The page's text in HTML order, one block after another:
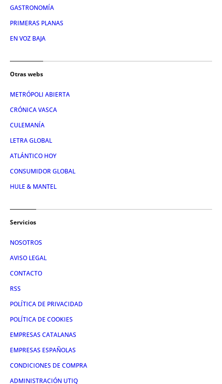
GASTRONOMÍA
PRIMERAS PLANAS
EN VOZ BAJA
Otras webs
METRÓPOLI ABIERTA
CRÓNICA VASCA
CULEMANÍA
LETRA GLOBAL
ATLÁNTICO HOY
CONSUMIDOR GLOBAL
HULE & MANTEL
Servicios
NOSOTROS
AVISO LEGAL
CONTACTO
RSS
POLÍTICA DE PRIVACIDAD
POLÍTICA DE COOKIES
EMPRESAS CATALANAS
EMPRESAS ESPAÑOLAS
CONDICIONES DE COMPRA
ADMINISTRACIÓN UTIQ